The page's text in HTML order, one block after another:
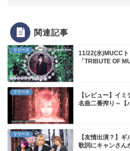
関連記事
リリース
11/22(水)MUCC
「TRIBUTE OF
リリース
【レビュー】イ
名曲二番搾り～【
リリース
【友情出演？】
歌詞にキャンさん